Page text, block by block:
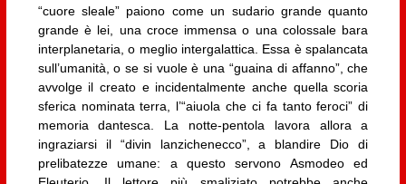
“cuore sleale” paiono come un sudario grande quanto
grande è lei, una croce immensa o una colossale bara
interplanetaria, o meglio intergalattica. Essa è spalancata
sull’umanità, o se si vuole è una “guaina di affanno”, che
avvolge il creato e incidentalmente anche quella scoria
sferica nominata terra, l’“aiuola che ci fa tanto feroci” di
memoria dantesca. La notte-pentola lavora allora a
ingraziarsi il “divin lanzichenecco”, a blandire Dio di
prelibatezze umane: a questo servono Asmodeo ed